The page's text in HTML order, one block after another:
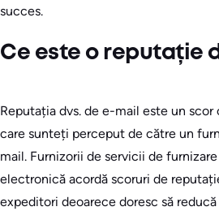
succes.
Ce este o reputație
Reputația dvs. de e-mail este un
care sunteți perceput de către un
mail. Furnizorii de servicii de
electronică acordă scoruri de
expeditori deoarece doresc să